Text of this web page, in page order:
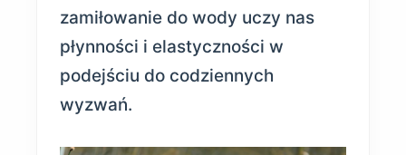
zamiłowanie do wody uczy nas
płynności i elastyczności w
podejściu do codziennych
wyzwań.